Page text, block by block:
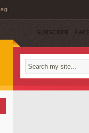
Tagi
SUBSCRIBE